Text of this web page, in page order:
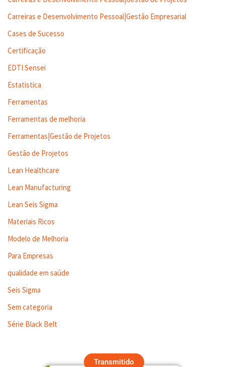
Carreiras e Desenvolvimento Pessoal|Gestão Empresarial
Cases de Sucesso
Certificação
EDTI Sensei
Estatistica
Ferramentas
Ferramentas de melhoria
Ferramentas|Gestão de Projetos
Gestão de Projetos
Lean Healthcare
Lean Manufacturing
Lean Seis Sigma
Materiais Ricos
Modelo de Melhoria
Para Empresas
qualidade em saúde
Seis Sigma
Sem categoria
Série Black Belt
Transmitido